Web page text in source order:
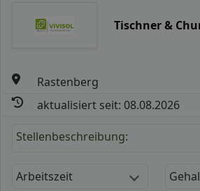
Tischner &
Rastenberg
aktualisiert seit: 08.08.2026
Stellenbeschreibung:
Arbeitszeit